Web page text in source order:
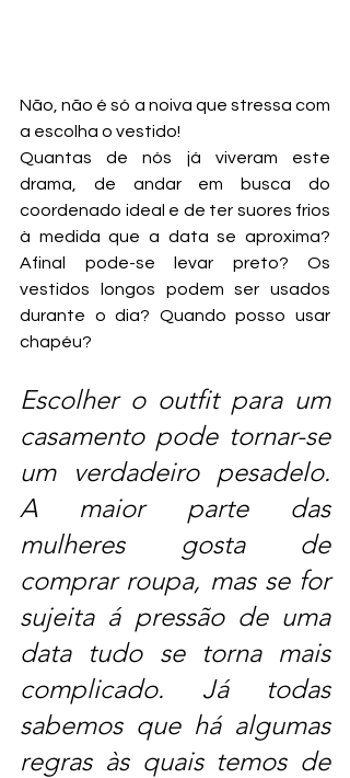
Não, não é só a noiva que stressa com
a escolha o vestido!
Quantas de nós já viveram este
drama, de andar em busca do
coordenado ideal e de ter suores frios
à medida que a data se aproxima?
Afinal pode-se levar preto? Os
vestidos longos podem ser usados
durante o dia? Quando posso usar
chapéu?
Escolher o outfit para um
casamento pode tornar-se
um verdadeiro pesadelo.
A maior parte das
mulheres gosta de
comprar roupa, mas se for
sujeita á pressão de uma
data tudo se torna mais
complicado. Já todas
sabemos que há algumas
regras às quais temos de